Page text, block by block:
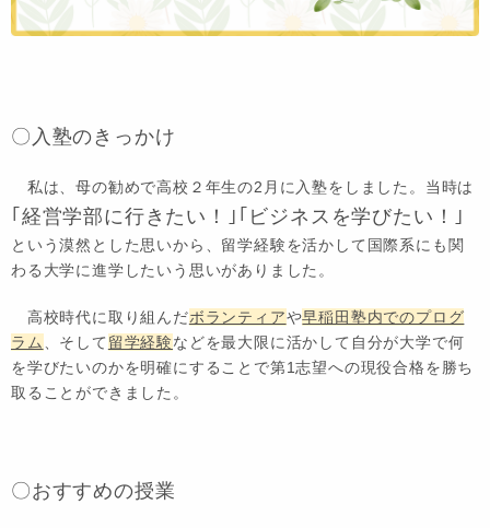
〇入塾のきっかけ
私は、母の勧めで高校２年生の2月に入塾をしました。当時は
｢経営学部に行きたい！｣｢ビジネスを学びたい！｣
という漠然とした思いから、留学経験を活かして国際系にも関
わる大学に進学したいう思いがありました。
高校時代に取り組んだボランティアや早稲田塾内でのプログ
ラム、そして 留学経験などを最大限に活かして自分が大学で何
を学びたいのかを明確にすることで第1志望への現役合格を勝ち
取ることができました。
〇おすすめの授業